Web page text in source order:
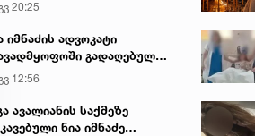
ტაძარი შიდა
20:25
იმნაძის ადვოკატი
გადაღებულ
ავრცელებს
12:56
ავალიანის საქმეზე
ნია იმნაძე